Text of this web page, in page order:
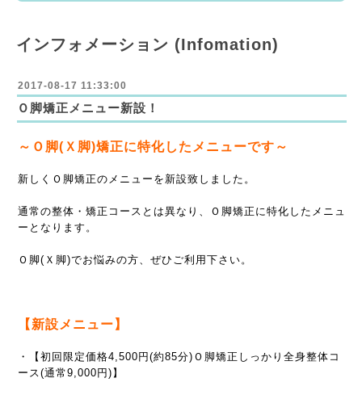
インフォメーション (Infomation)
2017-08-17 11:33:00
Ｏ脚矯正メニュー新設！
～Ｏ脚(Ｘ脚)矯正に特化したメニューです～
新しくＯ脚矯正のメニューを新設致しました。
通常の整体・矯正コースとは異なり、Ｏ脚矯正に特化したメニュ
ーとなります。
Ｏ脚(Ｘ脚)でお悩みの方、ぜひご利用下さい。
【新設メニュー】
・【初回限定価格4,500円(約85分)Ｏ脚矯正しっかり全身整体コ
ース(通常9,000円)】